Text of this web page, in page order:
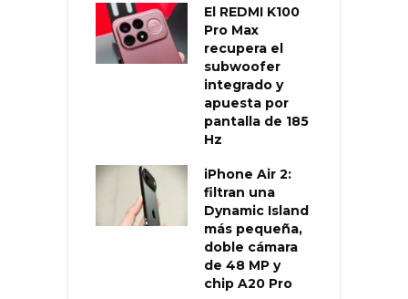
El REDMI K100
Pro Max
recupera el
subwoofer
integrado y
apuesta por
pantalla de 185
Hz
iPhone Air 2:
filtran una
Dynamic Island
más pequeña,
doble cámara
de 48 MP y
chip A20 Pro